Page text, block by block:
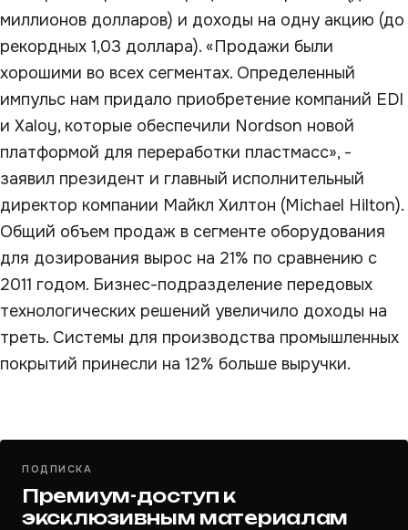
миллионов долларов) и доходы на одну акцию (до
рекордных 1,03 доллара). «Продажи были
хорошими во всех сегментах. Определенный
импульс нам придало приобретение компаний EDI
и Xaloy, которые обеспечили Nordson новой
платформой для переработки пластмасс», -
заявил президент и главный исполнительный
директор компании Майкл Хилтон (Michael Hilton).
Общий объем продаж в сегменте оборудования
для дозирования вырос на 21% по сравнению с
2011 годом. Бизнес-подразделение передовых
технологических решений увеличило доходы на
треть. Системы для производства промышленных
покрытий принесли на 12% больше выручки.
ПОДПИСКА
Премиум-доступ к
эксклюзивным материалам